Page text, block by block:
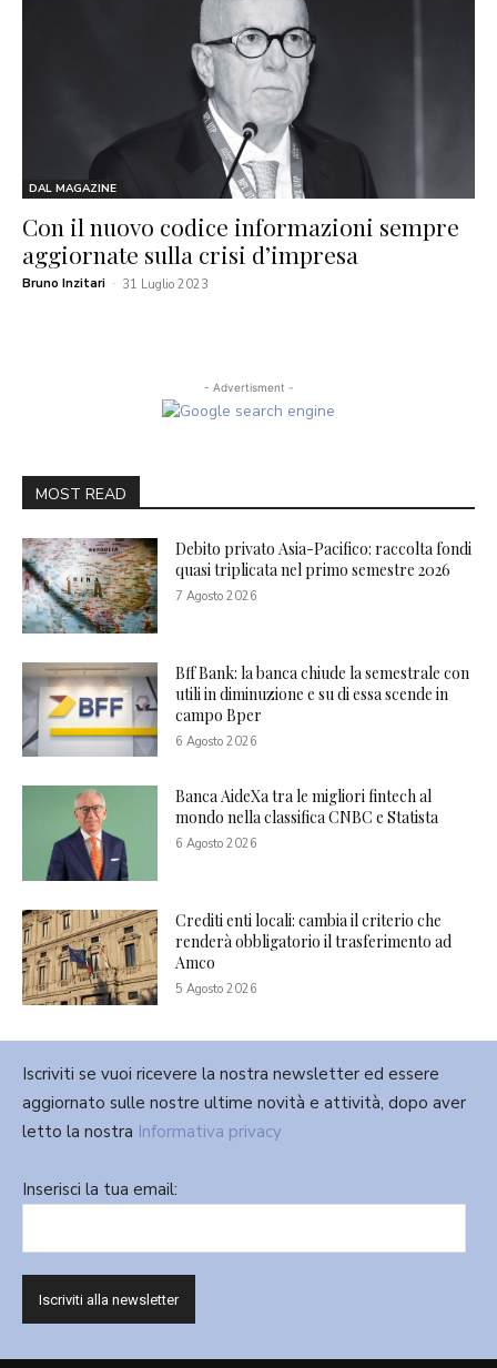
DAL MAGAZINE
Con il nuovo codice informazioni sempre
aggiornate sulla crisi d’impresa
Bruno Inzitari - 31 Luglio 2023
- Advertisment -
MOST READ
Debito privato Asia-Pacifico: raccolta fondi
quasi triplicata nel primo semestre 2026
7 Agosto 2026
Bff Bank: la banca chiude la semestrale con
utili in diminuzione e su di essa scende in
campo Bper
6 Agosto 2026
Banca AideXa tra le migliori fintech al
mondo nella classifica CNBC e Statista
6 Agosto 2026
Crediti enti locali: cambia il criterio che
renderà obbligatorio il trasferimento ad
Amco
5 Agosto 2026
Iscriviti se vuoi ricevere la nostra newsletter ed essere
aggiornato sulle nostre ultime novità e attività, dopo aver
letto la nostra Informativa privacy
Inserisci la tua email: